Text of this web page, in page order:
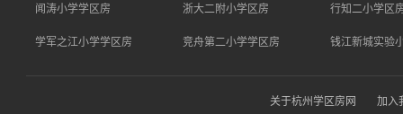
闻涛小学学区房 浙大二附小学区房 行知二小学区
学军之江小学学区房 竞舟第二小学学区房 钱江新城实验
关于杭州学区房网
加入